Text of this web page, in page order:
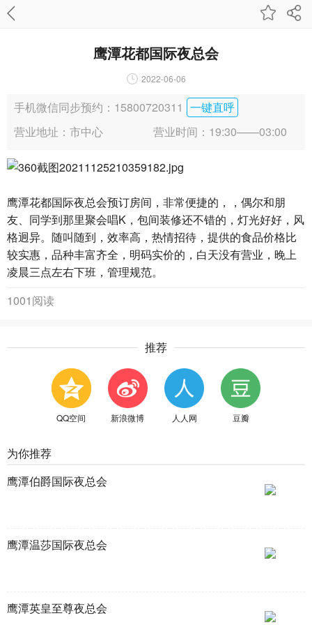
鹰潭花都国际夜总会
2022-06-06
手机微信同步预约：15800720311 一键直呼
营业地址：市中心
营业时间：19:30——03:00
鹰潭花都国际夜总会预订房间，非常便捷的，，偶尔和朋
友、同学到那里聚会唱K，包间装修还不错的，灯光好好，风
格迥异。随叫随到，效率高，热情招待，提供的食品价格比
较实惠，品种丰富齐全，明码实价的，白天没有营业，晚上
凌晨三点左右下班，管理规范。
1001阅读
推荐
QQ空间 新浪微博 人人网 豆瓣
为你推荐
鹰潭伯爵国际夜总会
鹰潭温莎国际夜总会
鹰潭英皇至尊夜总会